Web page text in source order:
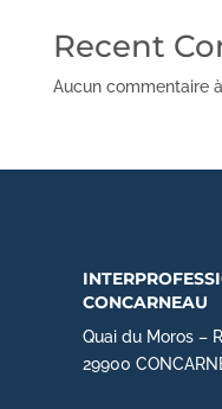
Recent
Aucun commentaire
concarneau
Quai du Moros –
29900